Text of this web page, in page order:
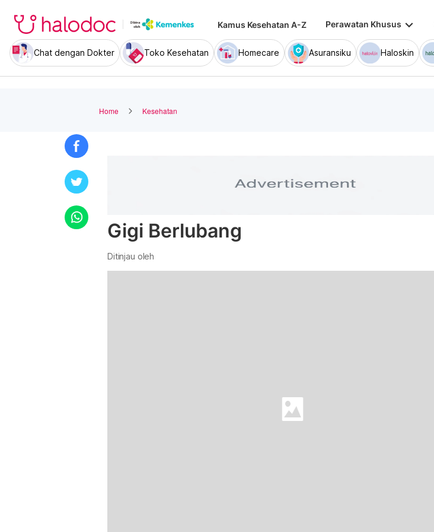
Kamus Kesehatan A-Z Perawatan Khusus keyboard_arrow_down
Chat dengan Dokter Toko Kesehatan Homecare Asuransiku Haloskin
Home Kesehatan
Gigi Berlubang
Ditinjau oleh